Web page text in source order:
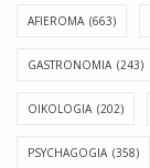
AFIEROMA (663)
GASTRONOMIA (243)
OIKOLOGIA (202)
PSYCHAGOGIA (358)